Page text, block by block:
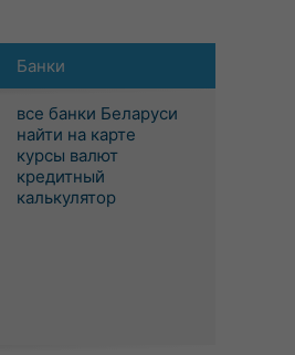
Банки
все банки Беларуси
найти на карте
курсы валют
кредитный
калькулятор